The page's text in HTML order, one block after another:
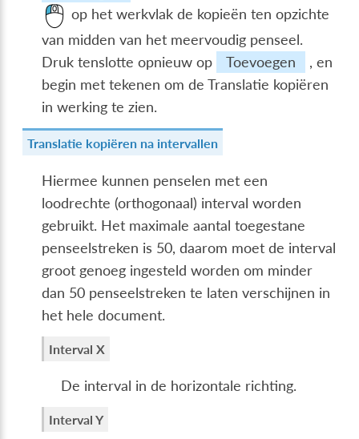
op het werkvlak de kopieën ten opzichte
van midden van het meervoudig penseel.
Druk tenslotte opnieuw op
Toevoegen
, en
begin met tekenen om de Translatie kopiëren
in werking te zien.
Translatie kopiëren na intervallen
Hiermee kunnen penselen met een
loodrechte (orthogonaal) interval worden
gebruikt. Het maximale aantal toegestane
penseelstreken is 50, daarom moet de interval
groot genoeg ingesteld worden om minder
dan 50 penseelstreken te laten verschijnen in
het hele document.
Interval X
De interval in de horizontale richting.
Interval Y